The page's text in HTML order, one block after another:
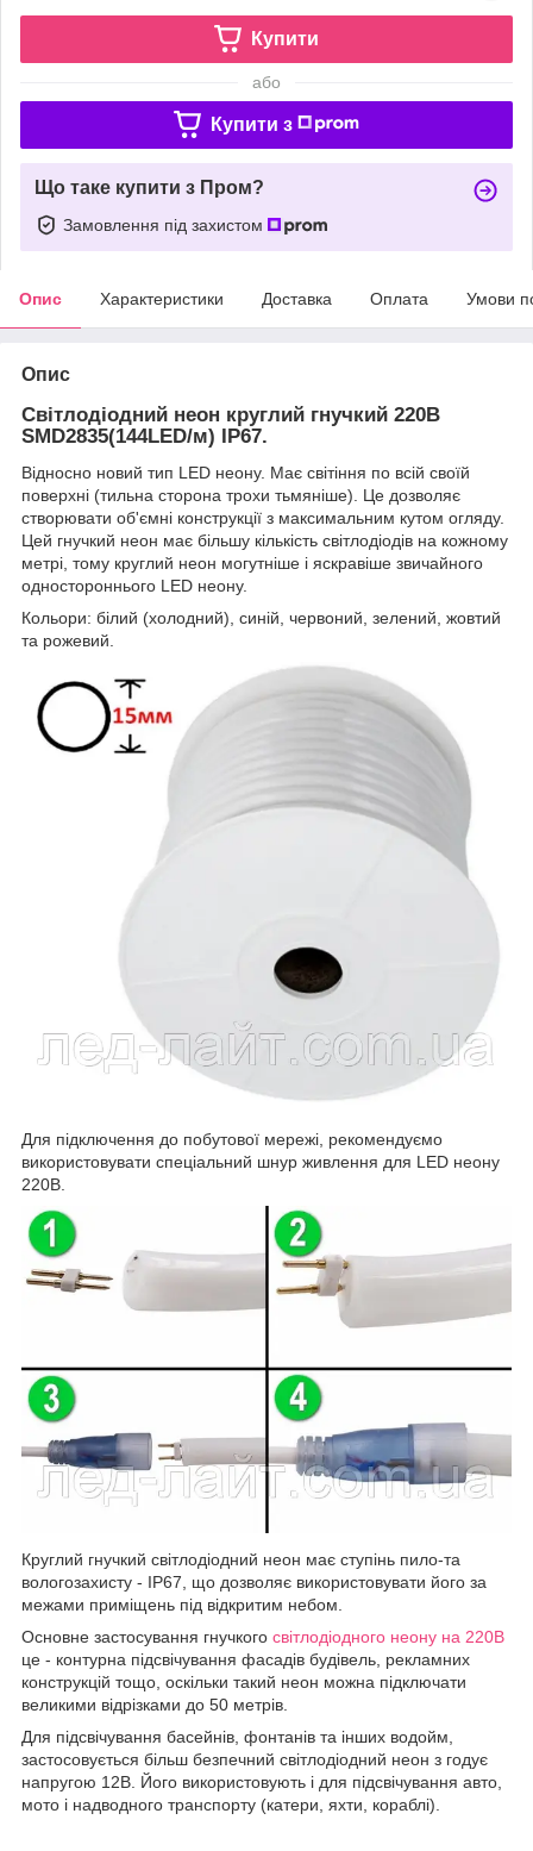
Купити
або
Купити з
Що таке купити з Пром?
Замовлення під захистом
Опис Характеристики Доставка Оплата Умови
Опис
Світлодіодний неон круглий гнучкий 220В
SMD2835(144LED/м) IP67.
Відносно новий тип LED неону. Має світіння по всій своїй
поверхні (тильна сторона трохи тьмяніше). Це дозволяє
створювати об'ємні конструкції з максимальним кутом огляду.
Цей гнучкий неон має більшу кількість світлодіодів на кожному
метрі, тому круглий неон могутніше і яскравіше звичайного
одностороннього LED неону.
Кольори: білий (холодний), синій, червоний, зелений, жовтий
та рожевий.
Для підключення до побутової мережі, рекомендуємо
використовувати спеціальний шнур живлення для LED неону
220В.
Круглий гнучкий світлодіодний неон має ступінь пило-та
вологозахисту - IP67, що дозволяє використовувати його за
межами приміщень під відкритим небом.
Основне застосування гнучкого світлодіодного неону на 220В
це - контурна підсвічування фасадів будівель, рекламних
конструкцій тощо, оскільки такий неон можна підключати
великими відрізками до 50 метрів.
Для підсвічування басейнів, фонтанів та інших водойм,
застосовується більш безпечний світлодіодний неон з годує
напругою 12В. Його використовують і для підсвічування авто,
мото і надводного транспорту (катери, яхти, кораблі).